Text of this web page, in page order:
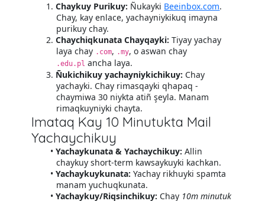
Chaykuy Purikuy: Ñukayki Beeinbox.com.
Chay, kay enlace, yachayniykikuq imayna
purikuy chay.
Chaychiqkunata Chayqayki: Tiyay yachay
laya chay .com, .my, o aswan chay
.edu.pl ancha laya.
Ñukichikuy yachayniykichikuy: Chay
yachayki. Chay rimasqayki qhapaq -
chaymiwa 30 niykta atiñ şeyla. Manam
rimaqkuyniyki chayta.
Imataq Kay 10 Minutukta Mail
Yachaychikuy
Yachaykunata & Yachaychikuy: Allin
chaykuy short-term kawsaykuyki kachkan.
Yachaykuykunata: Yachay rikhuyki spamta
manam yuchuqkunata.
Yachaykuy/Riqsinchikuy: Chay 10m minutuk